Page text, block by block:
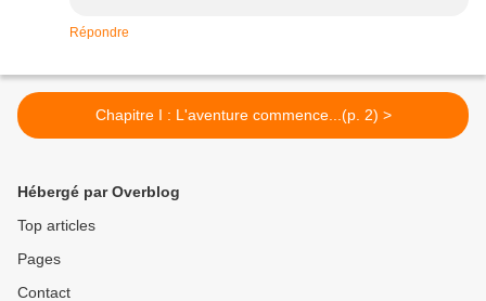
Répondre
Chapitre I : L'aventure commence...(p. 2) >
Hébergé par Overblog
Top articles
Pages
Contact